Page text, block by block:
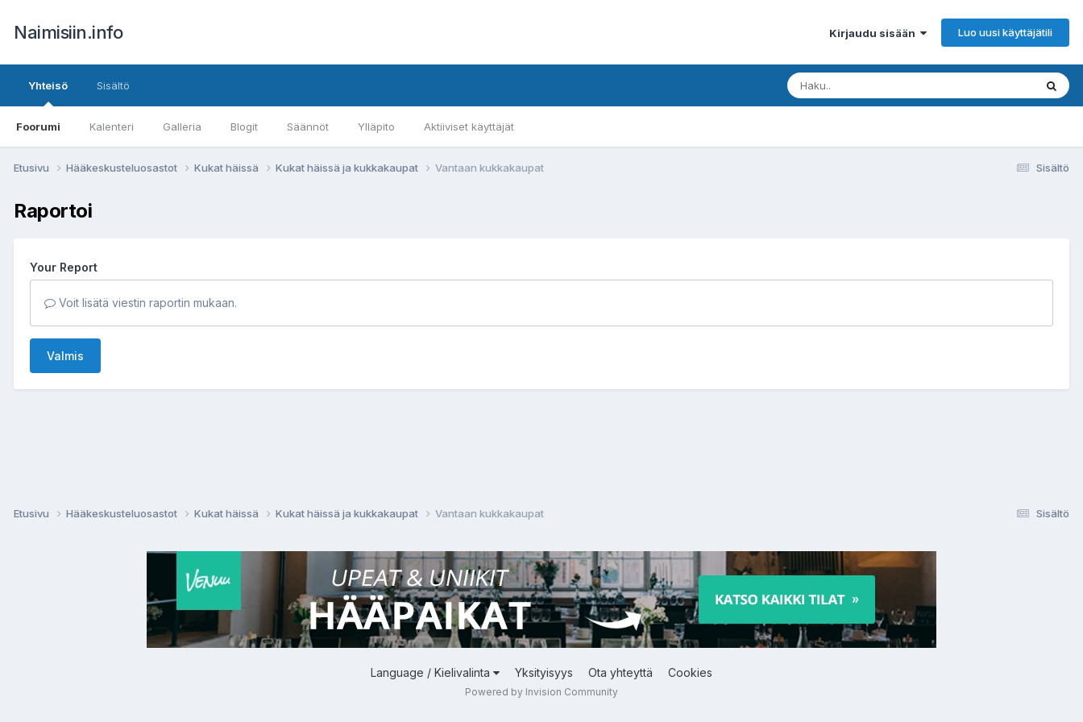
Naimisiin.info Kirjaudu sisään Luo uusi käyttäjätili
Yhteisö
Foorumi Kalenteri Galleria Blogit Säännöt Ylläpito Aktiiviset käyttäjät
Sisältö
Sisältö
Etusivu Hääkeskusteluosastot Kukat häissä Kukat häissä ja kukkakaupat Vantaan kukkakaupat
Raportoi
Your Report
Voit lisätä viestin raportin mukaan.
Valmis
Sisältö
Etusivu Hääkeskusteluosastot Kukat häissä Kukat häissä ja kukkakaupat Vantaan kukkakaupat
Language / Kielivalinta Yksityisyys Ota yhteyttä Cookies
Powered by Invision Community